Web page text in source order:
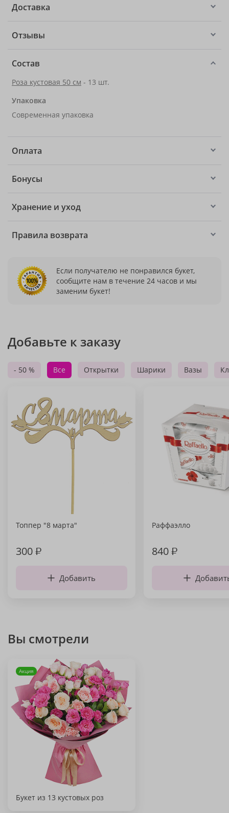
Доставка
Отзывы
Состав
Роза кустовая 50 см - 13 шт.
Упаковка
Современная упаковка
Оплата
Бонусы
Хранение и уход
Правила возврата
Если получателю не понравился букет,
сообщите нам в течение 24 часов и мы
заменим букет!
Добавьте к заказу
- 50 % Все Открытки Шарики Вазы
Топпер "8 марта"
300₽
Добавить
Раффаэлло
840₽
Вы смотрели
Акция
Букет из 13 кустовых роз